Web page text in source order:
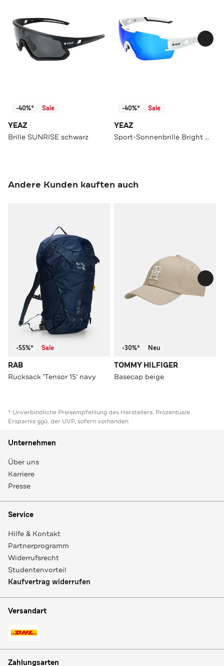
-40%* Sale
YEAZ
Brille SUNRISE schwarz
-40%* Sale
YEAZ
Sport-Sonnenbrille Bright White/Blue SUNBLOW
Andere Kunden kauften auch
-55%* Sale
RAB
Rucksack 'Tensor 15' navy
-30%* Neu
TOMMY HILFIGER
Basecap beige
* Unverbindliche Preisempfehlung des Herstellers. Prozentuale
Ersparnis ggü. der UVP, sofern vorhanden
Unternehmen
Über uns
Karriere
Presse
Service
Hilfe & Kontakt
Partnerprogramm
Widerrufsrecht
Studentenvorteil
Kaufvertrag widerrufen
Versandart
Zahlungsarten